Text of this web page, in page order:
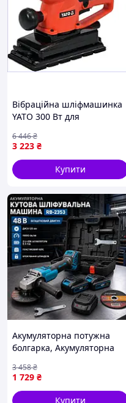
Вібраційна шліфмашинка
YATO 300 Вт для
поверхонь і видалення
фарби
3 223 ₴
6 446₴
Купити
Акумуляторна потужна
болгарка, Акумуляторна
роботи,
Електрошліфувальні
машинки LG-30
1 729 ₴
3 458₴
Купити